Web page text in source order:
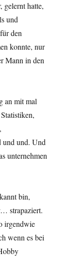
gelernt hatte,
und
den
konnte, nur
Mann in den
an mit mal
und und. Und
unternehmen
bin,
strapaziert.
irgendwie
wenn es bei